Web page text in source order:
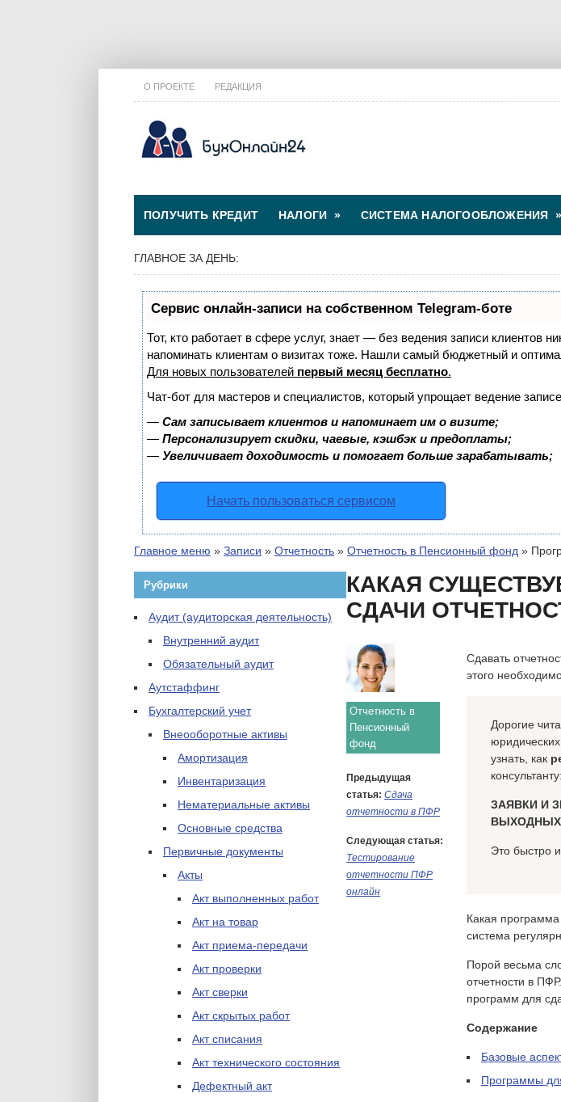
О ПРОЕКТЕ РЕДАКЦИЯ
ПОЛУЧИТЬ КРЕДИТ НАЛОГИ » СИСТЕМА НАЛОГООБЛОЖЕНИЯ »
ГЛАВНОЕ ЗА ДЕНЬ:
Сервис онлайн-записи на собственном Telegram-боте
Тот, кто работает в сфере услуг, знает — без ведения записи клиентов
напоминать клиентам о визитах тоже. Нашли самый бюджетный и
Для новых пользователей первый месяц бесплатно.
Чат-бот для мастеров и специалистов, который упрощает ведение
— Сам записывает клиентов и напоминает им о визите;
— Персонализирует скидки, чаевые, кэшбэк и предоплаты;
— Увеличивает доходимость и помогает больше зарабатывать;
Начать пользоваться сервисом
Главное меню » Записи » Отчетность » Отчетность в Пенсионный фонд »
Рубрики
Аудит (аудиторская деятельность)
Внутренний аудит
Обязательный аудит
Аутстаффинг
Бухгалтерский учет
Внеооборотные активы
Амортизация
Инвентаризация
Нематериальные активы
Основные средства
Первичные документы
Акты
Акт выполненных работ
Акт на товар
Акт приема-передачи
Акт проверки
Акт сверки
Акт скрытых работ
Акт списания
Акт технического состояния
Дефектный акт
КАКАЯ
СДАЧИ
Отчетность в
Пенсионный
фонд
Предыдущая
статья: Сдача
отчетности в ПФР
Следующая статья:
Тестирование
отчетности ПФР
онлайн
Сдавать
этого
Дорогие
узнать, как
консультанту:
ЗАЯВКИ И
ВЫХОДНЫХ
Это быстро и
Какая
система
Порой весьма
отчетности в
программ для
Содержание
Базовые
Программы